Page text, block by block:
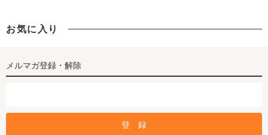
お気に入り
メルマガ登録・解除